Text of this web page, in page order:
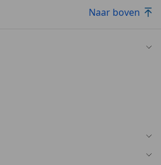
Naar boven